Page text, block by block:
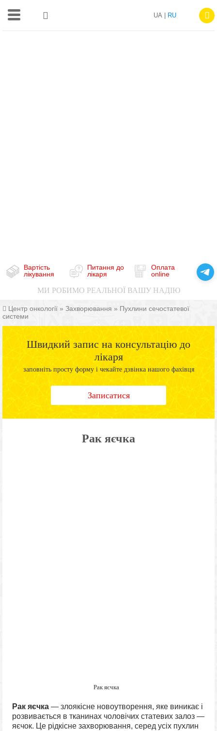
UA | RU
Вартість
лікування
Питання до
лікаря
Оплата
online
МИ РОБИМО РЕАЛЬНОЇ ВАШУ НАДІЮ
Центр онкології » Захворювання » Пухлини сечостатевої
системи
Швидкий запис на консультацію до
лікаря
заповніть просту форму і чекайте дзвінка нашого фахівця
Записатися
Рак яєчка
Рак яєчка
Рак яєчка — злоякісне новоутворення, яке виникає і
розвивається в тканинах чоловічих статевих залоз —
яєчок. Це рідкісне захворювання, серед усіх пухлин